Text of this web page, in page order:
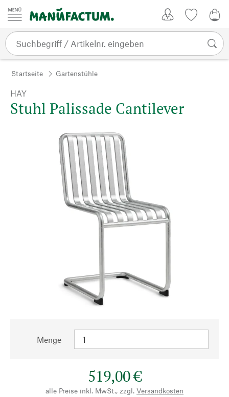
Zum Inhalt springen
Startseite Gartenstühle
HAY
Stuhl Palissade Cantilever
Menge
519,00 €
alle Preise inkl. MwSt., zzgl. Versandkosten